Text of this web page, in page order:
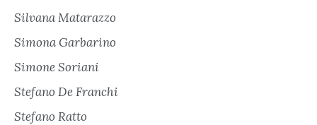
Silvana Matarazzo
Simona Garbarino
Simone Soriani
Stefano De Franchi
Stefano Ratto